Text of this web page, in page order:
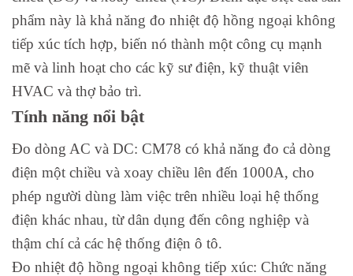
phẩm này là khả năng đo nhiệt độ hồng ngoại không
tiếp xúc tích hợp, biến nó thành một công cụ mạnh
mẽ và linh hoạt cho các kỹ sư điện, kỹ thuật viên
HVAC và thợ bảo trì.
Tính năng nổi bật
Đo dòng AC và DC: CM78 có khả năng đo cả dòng
điện một chiều và xoay chiều lên đến 1000A, cho
phép người dùng làm việc trên nhiều loại hệ thống
điện khác nhau, từ dân dụng đến công nghiệp và
thậm chí cả các hệ thống điện ô tô.
Đo nhiệt độ hồng ngoại không tiếp xúc: Chức năng